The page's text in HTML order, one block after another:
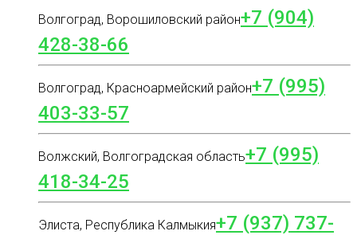
Волгоград, Ворошиловский район+7 (904)
428-38-66
Волгоград, Красноармейский район+7 (995)
403-33-57
Волжский, Волгоградская область+7 (995)
418-34-25
Элиста, Республика Калмыкия+7 (937) 737-